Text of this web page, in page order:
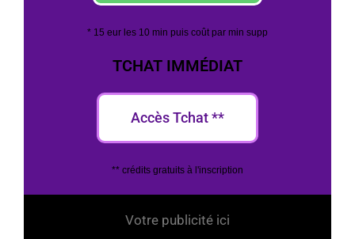
* 15 eur les 10 min puis coût par min supp
TCHAT IMMÉDIAT
Accès Tchat **
** crédits gratuits à l'inscription
Votre publicité ici